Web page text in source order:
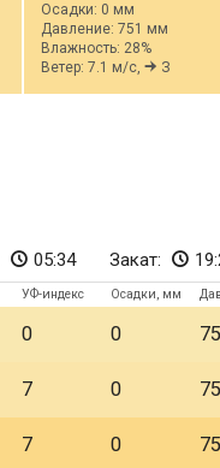
Осадки: 0 мм
Давление: 751 мм
Влажность: 28%
Ветер: 7.1 м/с,
З
05:34 Закат:
УФ-индекс Осадки, мм
0 0
7 0
7 0